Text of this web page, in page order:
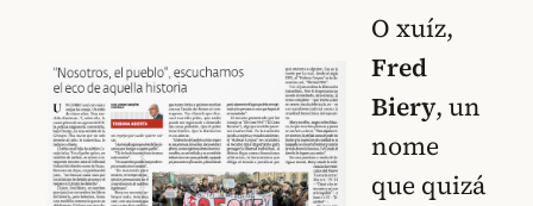
O xuíz,
Fred
Biery, un
nome
que quizá